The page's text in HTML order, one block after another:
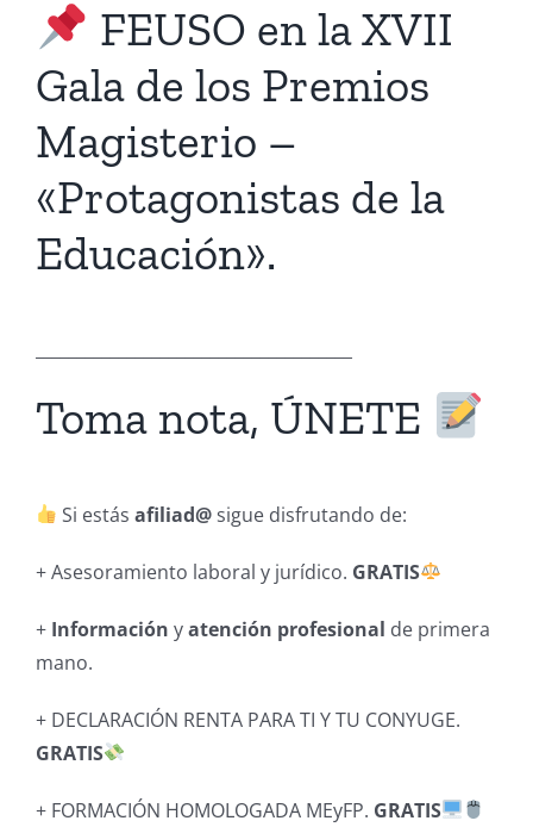
FEUSO en la XVII
Gala de los Premios
Magisterio –
«Protagonistas de la
Educación».
Toma nota, ÚNETE
Si estásafiliad@sigue disfrutando de:
+ Asesoramiento laboral y jurídico. GRATIS
+ Información yatención profesional de primera
mano.
+ DECLARACIÓN RENTA PARA TI Y TU CONYUGE.
GRATIS
+ FORMACIÓN HOMOLOGADA MEyFP. GRATIS